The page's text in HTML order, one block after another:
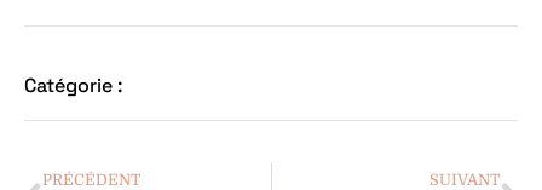
Catégorie :
PRÉCÉDENT SUIVANT